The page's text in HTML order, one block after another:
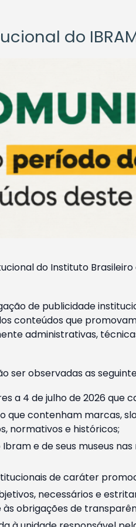
do
do Instituto
de publicidade
conteúdos que
administrativas,
ser observadas as
a 4 de julho de 2026 que
contenham marcas,
normativos e históricos;
e de seus museus
de caráter
necessários e
obrigações de